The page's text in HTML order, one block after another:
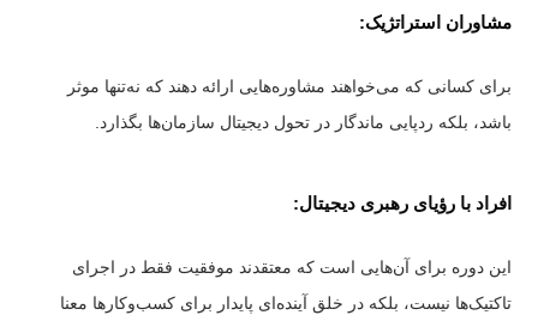
مشاوران استراتژیک:
برای کسانی که می‌خواهند مشاوره‌هایی ارائه دهند که نه‌تنها موثر
باشد، بلکه ردپایی ماندگار در تحول دیجیتال سازمان‌ها بگذارد.
افراد با رؤیای رهبری دیجیتال:
این دوره برای آن‌هایی است که معتقدند موفقیت فقط در اجرای
تاکتیک‌ها نیست، بلکه در خلق آینده‌ای پایدار برای کسب‌وکارها معنا